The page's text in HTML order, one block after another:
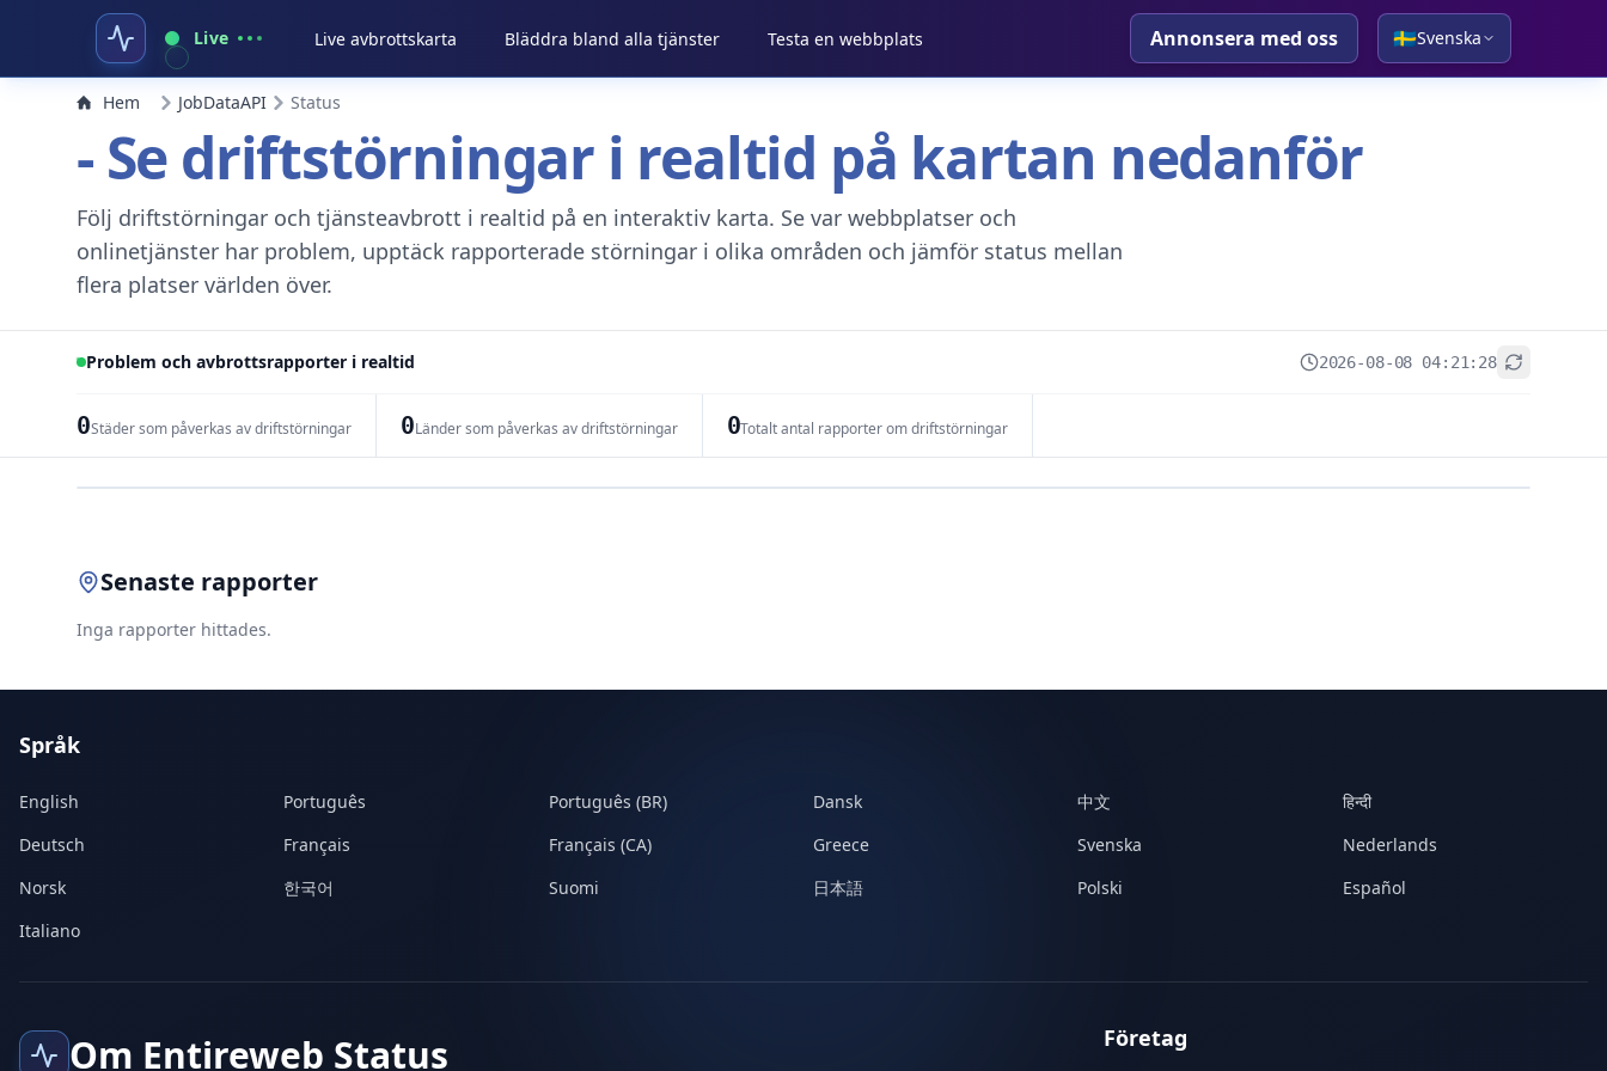
Live Live avbrottskarta Bläddra bland alla tjänster Testa en webbplats Annonsera med oss 🇸🇪Svenska
Hem JobDataAPI Status
- Se driftstörningar i realtid på kartan nedanför
Följ driftstörningar och tjänsteavbrott i realtid på en interaktiv karta. Se var webbplatser och
onlinetjänster har problem, upptäck rapporterade störningar i olika områden och jämför status mellan
flera platser världen över.
Problem och avbrottsrapporter i realtid 2026-08-08 04:21:28
0Städer som påverkas av driftstörningar 0Länder som påverkas av driftstörningar 0Totalt antal rapporter om driftstörningar
Senaste rapporter
Inga rapporter hittades.
Språk
English Português Português (BR) Dansk 中文
हिन्दी
Deutsch
Français Français (CA) Greece Svenska
Nederlands
Norsk
한국어 Suomi 日本語 Polski
Español
Italiano
Om Entireweb Status Företag